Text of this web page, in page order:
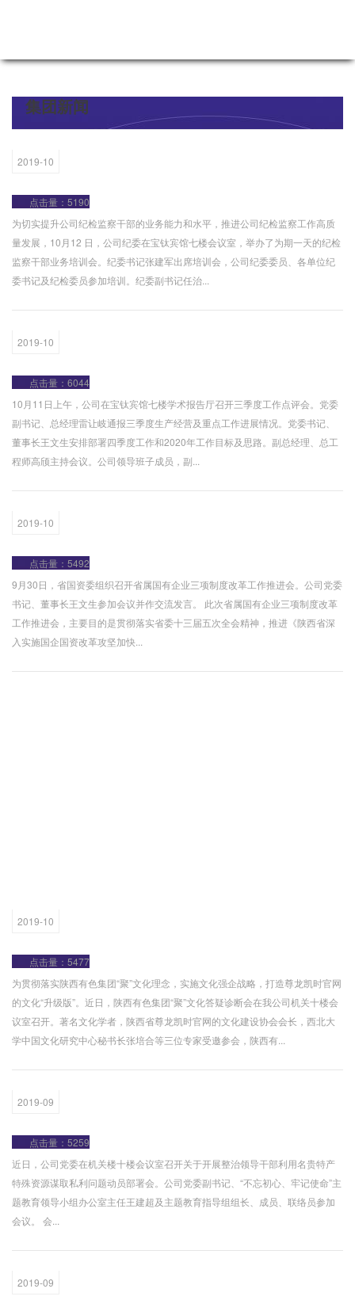
集团新闻
2019-10
点击量：5190
为切实提升公司纪检监察干部的业务能力和水平，推进公司纪检监察工作高质
量发展，10月12 日，公司纪委在宝钛宾馆七楼会议室，举办了为期一天的纪检
监察干部业务培训会。纪委书记张建军出席培训会，公司纪委委员、各单位纪
委书记及纪检委员参加培训。纪委副书记任治...
2019-10
点击量：6044
10月11日上午，公司在宝钛宾馆七楼学术报告厅召开三季度工作点评会。党委
副书记、总经理雷让岐通报三季度生产经营及重点工作进展情况。党委书记、
董事长王文生安排部署四季度工作和2020年工作目标及思路。副总经理、总工
程师高颀主持会议。公司领导班子成员，副...
2019-10
点击量：5492
9月30日，省国资委组织召开省属国有企业三项制度改革工作推进会。公司党委
书记、董事长王文生参加会议并作交流发言。 此次省属国有企业三项制度改革
工作推进会，主要目的是贯彻落实省委十三届五次全会精神，推进《陕西省深
入实施国企国资改革攻坚加快...
2019-10
点击量：5477
为贯彻落实陕西有色集团“聚”文化理念，实施文化强企战略，打造尊龙凯时官网
的文化“升级版”。近日，陕西有色集团“聚”文化答疑诊断会在我公司机关十楼会
议室召开。著名文化学者，陕西省尊龙凯时官网的文化建设协会会长，西北大
学中国文化研究中心秘书长张培合等三位专家受邀参会，陕西有...
2019-09
点击量：5259
近日，公司党委在机关楼十楼会议室召开关于开展整治领导干部利用名贵特产
特殊资源谋取私利问题动员部署会。公司党委副书记、“不忘初心、牢记使命”主
题教育领导小组办公室主任王建超及主题教育指导组组长、成员、联络员参加
会议。 会...
2019-09